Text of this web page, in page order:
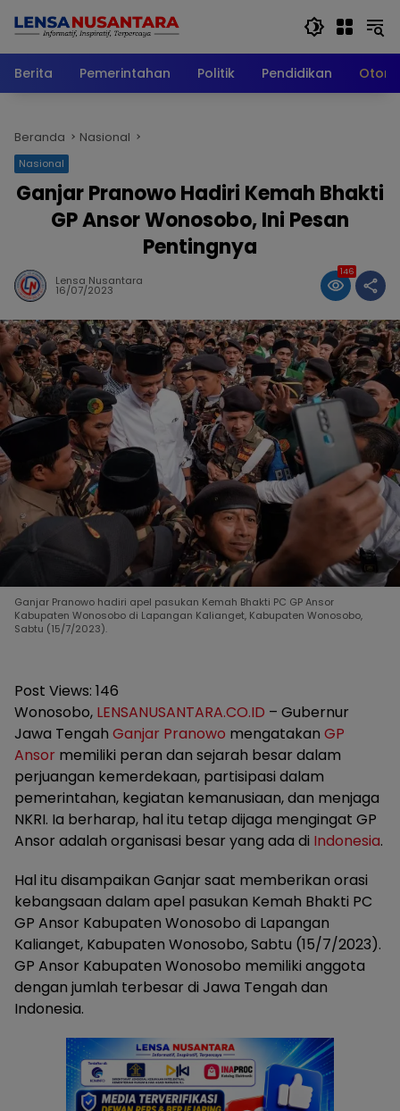
Berita
Pemerintahan Politik Pendidikan
Beranda Nasional
Nasional
Ganjar Pranowo Hadiri Kemah Bhakti
GP Ansor Wonosobo, Ini Pesan
Pentingnya
Lensa Nusantara
16/07/2023
146
Ganjar Pranowo hadiri apel pasukan Kemah Bhakti PC GP Ansor
Kabupaten Wonosobo di Lapangan Kalianget, Kabupaten Wonosobo,
Sabtu (15/7/2023).
Post Views: 146
Wonosobo, LENSANUSANTARA.CO.ID – Gubernur
Jawa Tengah Ganjar Pranowo mengatakan GP
Ansor memiliki peran dan sejarah besar dalam
perjuangan kemerdekaan, partisipasi dalam
pemerintahan, kegiatan kemanusiaan, dan menjaga
NKRI. Ia berharap, hal itu tetap dijaga mengingat GP
Ansor adalah organisasi besar yang ada di Indonesia.
Hal itu disampaikan Ganjar saat memberikan orasi
kebangsaan dalam apel pasukan Kemah Bhakti PC
GP Ansor Kabupaten Wonosobo di Lapangan
Kalianget, Kabupaten Wonosobo, Sabtu (15/7/2023).
GP Ansor Kabupaten Wonosobo memiliki anggota
dengan jumlah terbesar di Jawa Tengah dan
Indonesia.